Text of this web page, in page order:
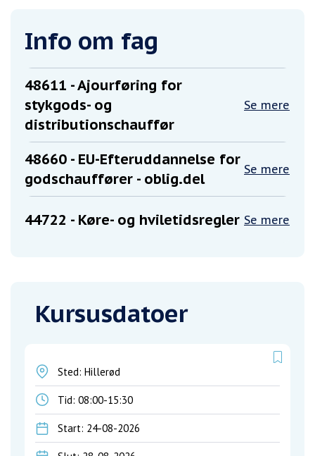
Info om fag
48611 - Ajourføring for
stykgods- og
distributionschauffør
Se mere
48660 - EU-Efteruddannelse for
godschauffører - oblig.del
Se mere
44722 - Køre- og hviletidsregler Se mere
Kursusdatoer
Sted: Hillerød
Tid: 08:00-15:30
Start: 24-08-2026